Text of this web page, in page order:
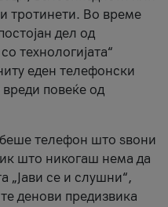
тротинети. Во време
дел од
технологијата“
еден телефонски
повеќе од
телефон што ѕвони
што никогаш нема да
„Јави се и слушни“,
денови предизвика